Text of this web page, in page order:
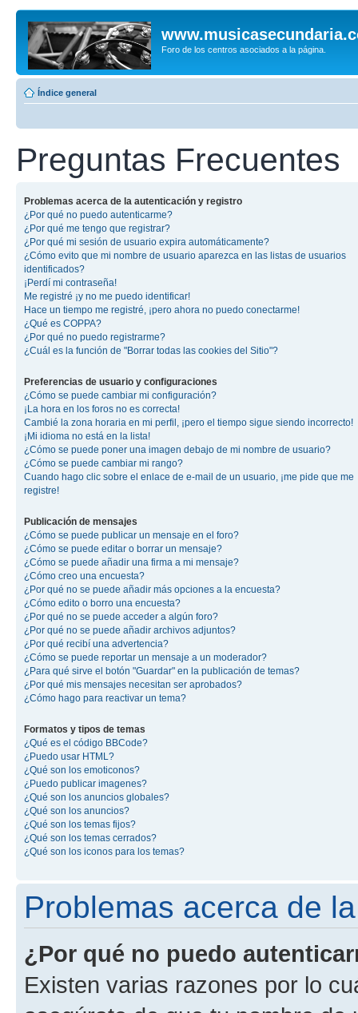
Foro de los centros asociados a la página.
Índice general
Preguntas Frecuentes
Problemas acerca de la autenticación y registro
¿Por qué no puedo autenticarme?
¿Por qué me tengo que registrar?
¿Por qué mi sesión de usuario expira automáticamente?
¿Cómo evito que mi nombre de usuario aparezca en las listas de usuarios
identificados?
¡Perdí mi contraseña!
Me registré ¡y no me puedo identificar!
Hace un tiempo me registré, ¡pero ahora no puedo conectarme!
¿Qué es COPPA?
¿Por qué no puedo registrarme?
¿Cuál es la función de "Borrar todas las cookies del Sitio"?
Preferencias de usuario y configuraciones
¿Cómo se puede cambiar mi configuración?
¡La hora en los foros no es correcta!
Cambié la zona horaria en mi perfil, ¡pero el tiempo sigue siendo incorrecto!
¡Mi idioma no está en la lista!
¿Cómo se puede poner una imagen debajo de mi nombre de usuario?
¿Cómo se puede cambiar mi rango?
Cuando hago clic sobre el enlace de e-mail de un usuario, ¡me pide que me
registre!
Publicación de mensajes
¿Cómo se puede publicar un mensaje en el foro?
¿Cómo se puede editar o borrar un mensaje?
¿Cómo se puede añadir una firma a mi mensaje?
¿Cómo creo una encuesta?
¿Por qué no se puede añadir más opciones a la encuesta?
¿Cómo edito o borro una encuesta?
¿Por qué no se puede acceder a algún foro?
¿Por qué no se puede añadir archivos adjuntos?
¿Por qué recibí una advertencia?
¿Cómo se puede reportar un mensaje a un moderador?
¿Para qué sirve el botón "Guardar" en la publicación de temas?
¿Por qué mis mensajes necesitan ser aprobados?
¿Cómo hago para reactivar un tema?
Formatos y tipos de temas
¿Qué es el código BBCode?
¿Puedo usar HTML?
¿Qué son los emoticonos?
¿Puedo publicar imagenes?
¿Qué son los anuncios globales?
¿Qué son los anuncios?
¿Qué son los temas fijos?
¿Qué son los temas cerrados?
¿Qué son los iconos para los temas?
Problemas acerca de
¿Por qué no puedo
Existen varias razones por lo